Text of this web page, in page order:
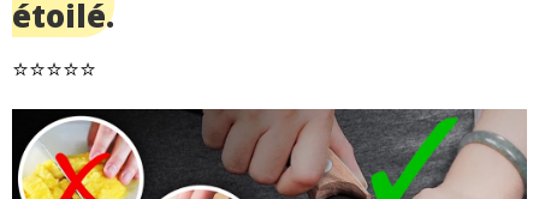
étoilé.
⭐⭐⭐⭐⭐